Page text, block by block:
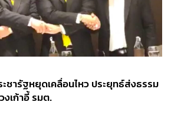
ชารัฐหยุดเคลื่อนไหว ประยุทธ์ส่งธรรม
งเก้าอี้ รมต.